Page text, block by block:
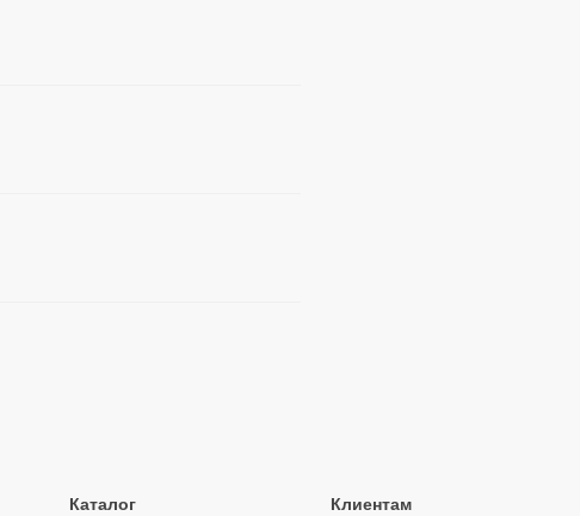
Каталог Клиентам